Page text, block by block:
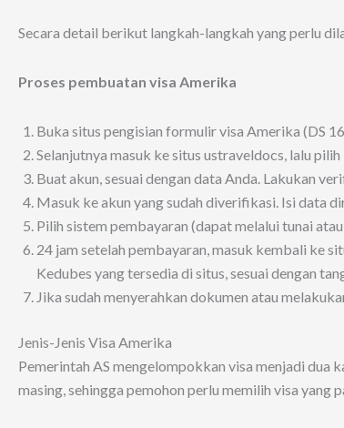
Secara detail berikut langkah-langkah yang perlu
Proses pembuatan visa Amerika
Buka situs pengisian formulir visa Amerika (DS
Selanjutnya masuk ke situs ustraveldocs, lalu
Buat akun, sesuai dengan data Anda. Lakukan
Masuk ke akun yang sudah diverifikasi. Isi data
Pilih sistem pembayaran (dapat melalui tunai
24 jam setelah pembayaran, masuk kembali ke
Kedubes yang tersedia di situs, sesuai dengan
Jika sudah menyerahkan dokumen atau
Jenis-Jenis Visa Amerika
Pemerintah AS mengelompokkan visa menjadi dua
masing, sehingga pemohon perlu memilih visa yang